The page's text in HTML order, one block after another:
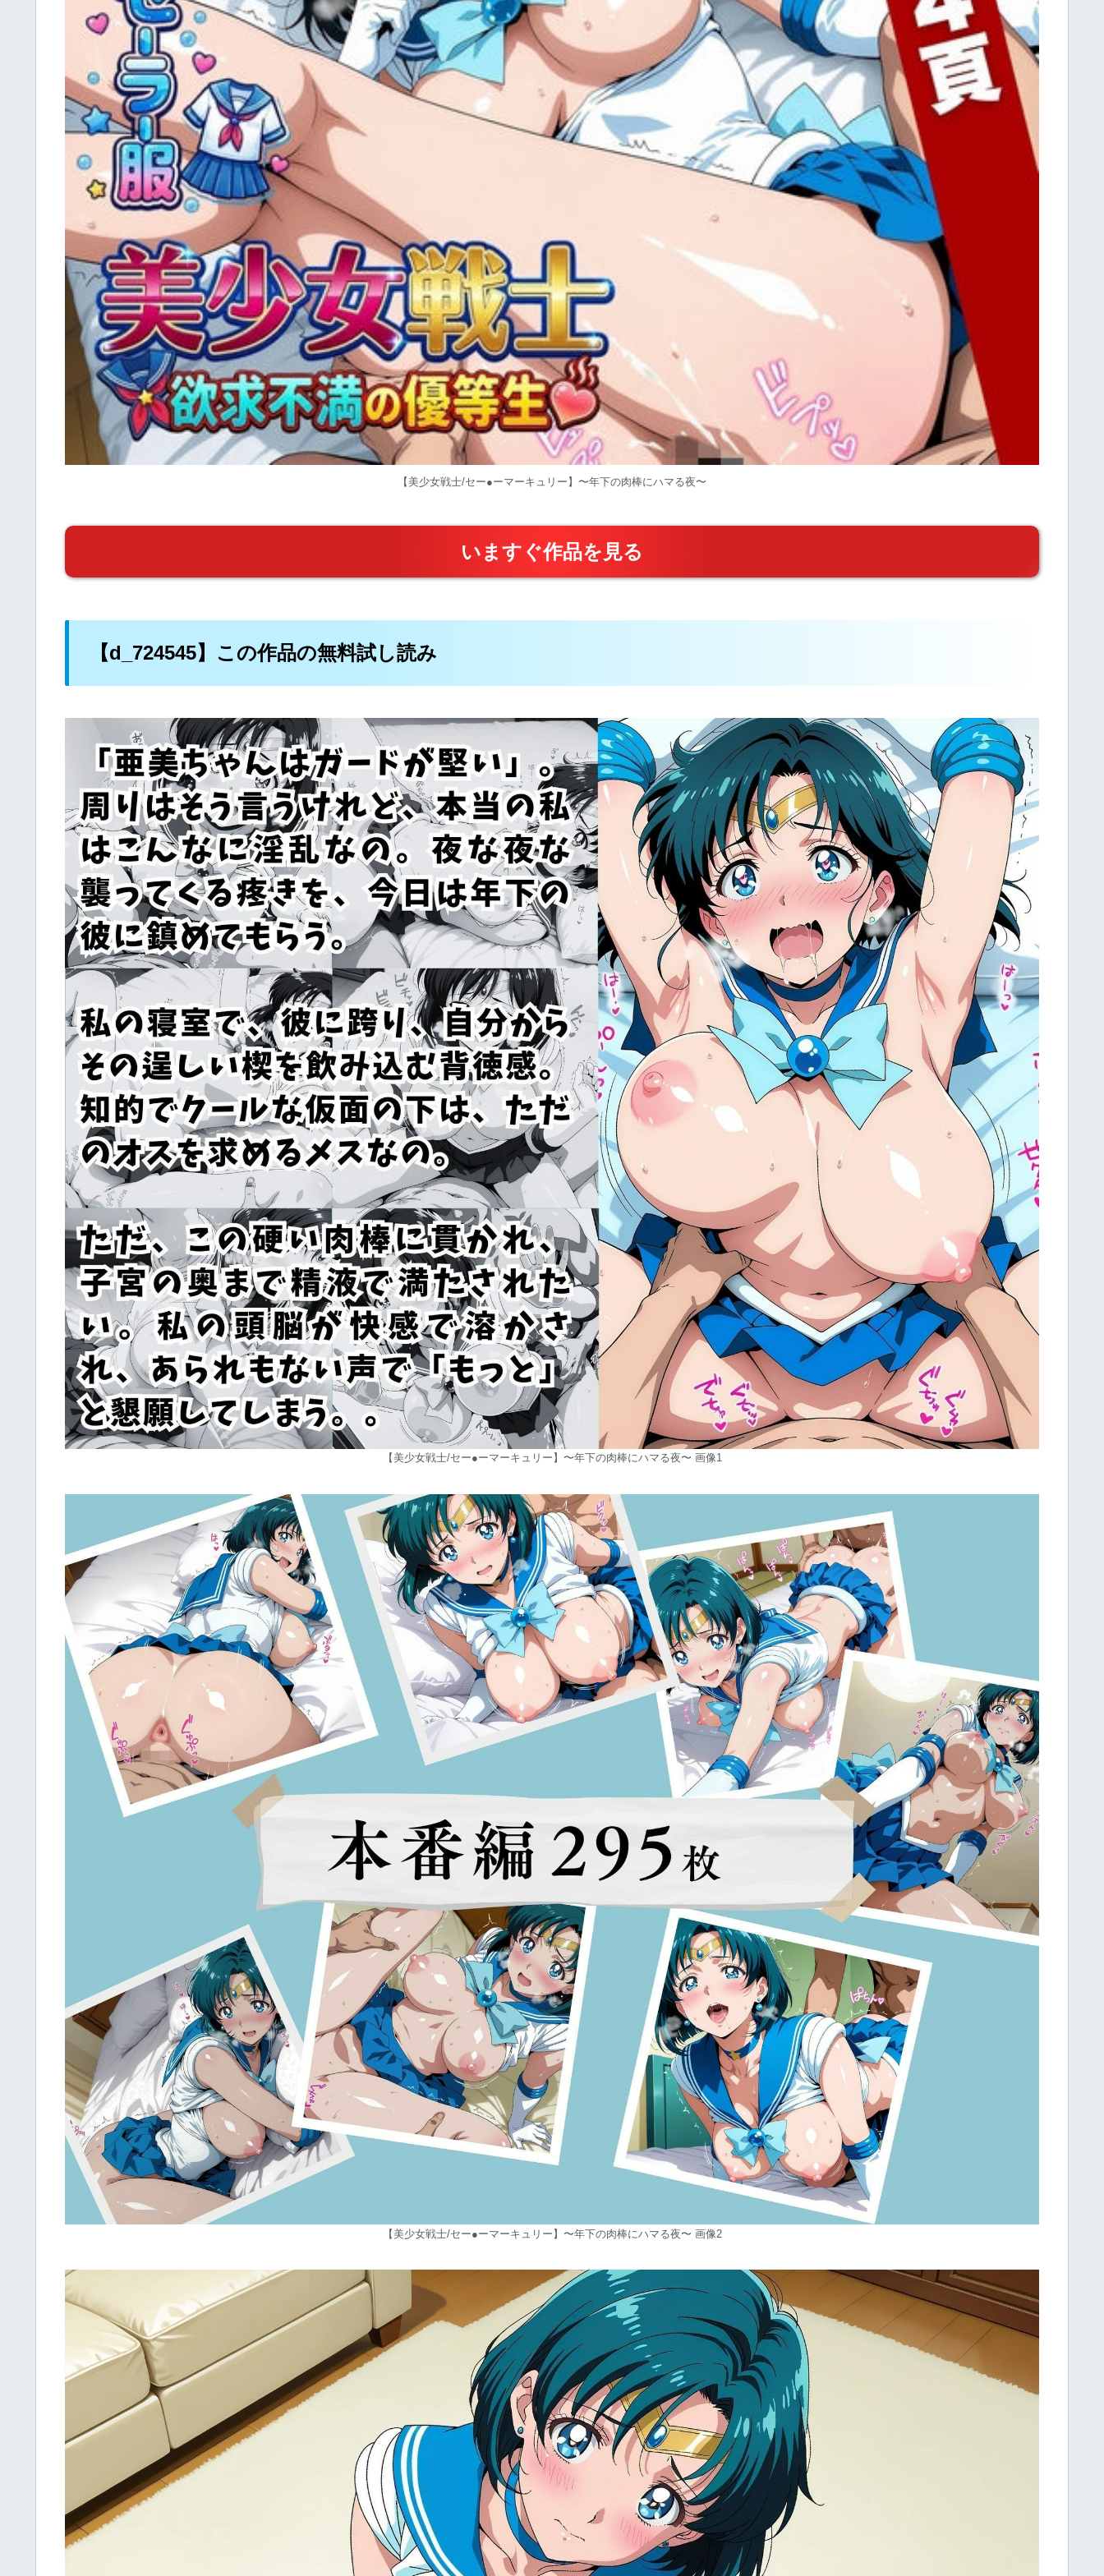
【美少女戦士/セー●ーマーキュリー】〜年下の肉棒にハマる夜〜
いますぐ作品を見る
【d_724545】この作品の無料試し読み
【美少女戦士/セー●ーマーキュリー】〜年下の肉棒にハマる夜〜 画像1
【美少女戦士/セー●ーマーキュリー】〜年下の肉棒にハマる夜〜 画像2